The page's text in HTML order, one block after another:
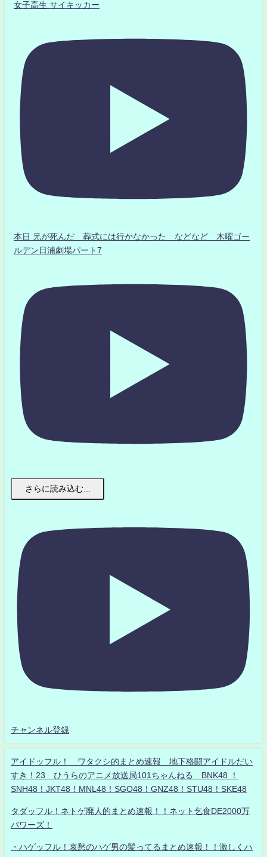
女子高生 サイキッカー
本日 兄が死んだ 葬式には行かなかった などなど 木曜ゴー
ルデン日浦劇場パート7
さらに読み込む...
チャンネル登録
アイドッフル！ ワタクシ的まとめ速報 地下格闘アイドルだい
すき！23 ひうらのアニメ放送局101ちゃんねる BNK48 ！
SNH48！JKT48！MNL48！SGO48！GNZ48！STU48！SKE48
タダッフル！ネトゲ廃人的まとめ速報！！ネット乞食DE2000万
パワーズ！
・ハゲッフル！哀愁のハゲ男の髪ってるまとめ速報！！激しくハ